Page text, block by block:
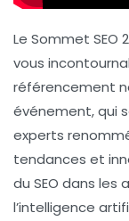
Le Sommet SEO
vous
référencement
événement, qui
experts
tendances et
du SEO dans les
l’intelligence